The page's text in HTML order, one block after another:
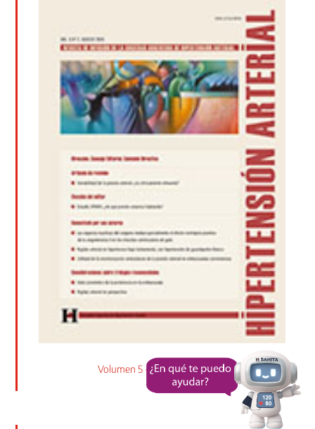
Volumen 5 - Nº 2, Agosto 2016